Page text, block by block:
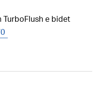
TurboFlush e bidet